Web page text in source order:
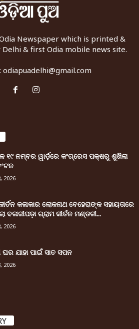
Newspaper which is printed &
& first Odia mobile news site.
odiapuadelhi@gmail.com
୧୯ ନମ୍ବର ୱାର୍ଡ଼ରେ କଂଗ୍ରେସ ପକ୍ଷରୁ ଶୁଖିଲା
2026
କଳାକାର ଲୋକନାଥ ବେହେରାଙ୍କ ସହାୟତାରେ
ବଳାଜୀପଡ଼ା ଗ୍ରାମ କୀର୍ତନ ମଣ୍ଡଳୀ...
2026
ଘର ଯାହା ପାଇଁ ସାତ ସପନ
2026